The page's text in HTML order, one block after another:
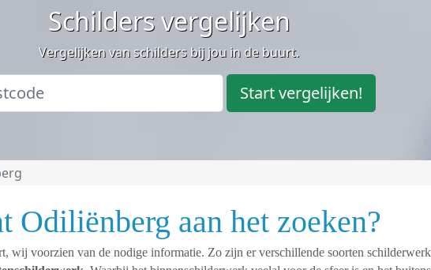
Schilders vergelijken
Vergelijken van schilders bij jou in de buurt.
Start vergelijken!
Odiliënberg aan het zoeken?
wij voorzien van de nodige informatie. Zo zijn er verschillende soorten